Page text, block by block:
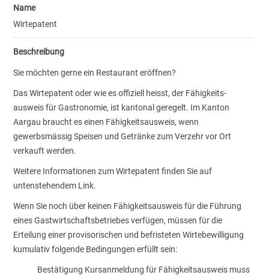
Name
Wirtepatent
Beschreibung
Sie möchten gerne ein Restaurant eröffnen?
Das Wirtepatent oder wie es offiziell heisst, der Fähigkeits­
ausweis für Gastronomie, ist kantonal geregelt. Im Kanton
Aargau braucht es einen Fähigkeits­ausweis, wenn
gewerbsmässig Speisen und Getränke zum Verzehr vor Ort
verkauft werden.
Weitere Informationen zum Wirtepatent finden Sie auf
untenstehendem Link.
Wenn Sie noch über keinen Fähigkeitsausweis für die Führung
eines Gastwirtschaftsbetriebes verfügen, müssen für die
Erteilung einer provisorischen und befristeten Wirtebewilligung
kumulativ folgende Bedingungen erfüllt sein:
Bestätigung Kursanmeldung für Fähigkeitsausweis muss